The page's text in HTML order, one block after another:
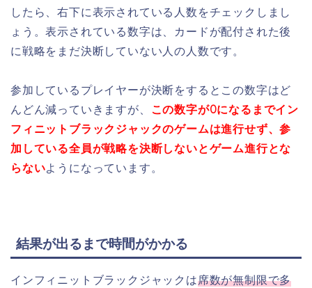
したら、右下に表示されている人数をチェックしまし
ょう。表示されている数字は、カードが配付された後
に戦略をまだ決断していない人の人数です。
参加しているプレイヤーが決断をするとこの数字はど
んどん減っていきますが、 この数字が0になるまでイン
フィニットブラックジャックのゲームは進行せず、参
加している全員が戦略を決断しないとゲーム進行とな
らないようになっています。
結果が出るまで時間がかかる
インフィニットブラックジャックは席数が無制限で多